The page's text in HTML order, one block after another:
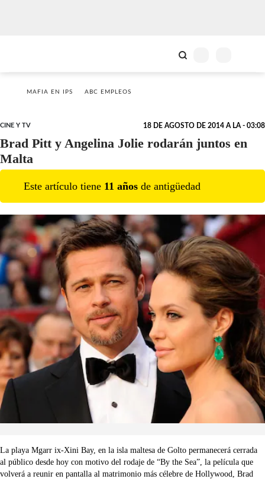
MAFIA EN IPS ABC EMPLEOS
CINE Y TV 18 DE AGOSTO DE 2014 A LA - 03:08
Brad Pitt y Angelina Jolie rodarán juntos en
Malta
Este artículo tiene 11 años de antigüedad
La playa Mgarr ix-Xini Bay, en la isla maltesa de Golto permanecerá cerrada
al público desde hoy con motivo del rodaje de “By the Sea”, la película que
volverá a reunir en pantalla al matrimonio más célebre de Hollywood, Brad